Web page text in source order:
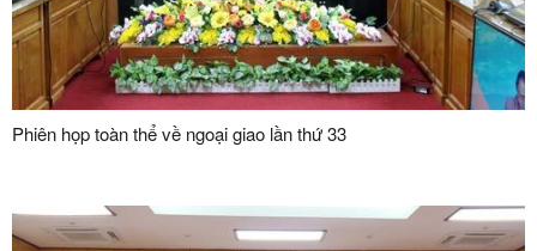
Phiên họp toàn thể về ngoại giao lần thứ 33